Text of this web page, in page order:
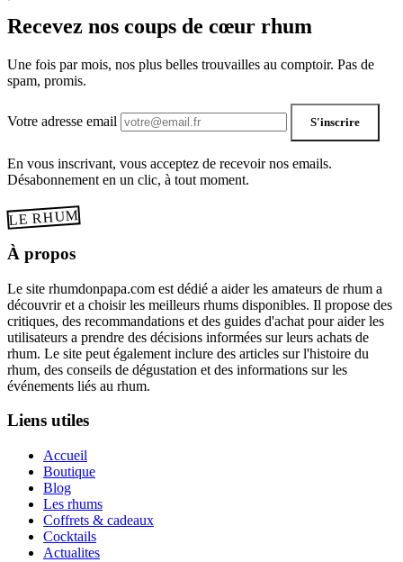
Recevez nos coups de cœur rhum
Une fois par mois, nos plus belles trouvailles au comptoir. Pas de
spam, promis.
Votre adresse email S'inscrire
En vous inscrivant, vous acceptez de recevoir nos emails.
Désabonnement en un clic, à tout moment.
LE RHUM
À propos
Le site rhumdonpapa.com est dédié a aider les amateurs de rhum a
découvrir et a choisir les meilleurs rhums disponibles. Il propose des
critiques, des recommandations et des guides d'achat pour aider les
utilisateurs a prendre des décisions informées sur leurs achats de
rhum. Le site peut également inclure des articles sur l'histoire du
rhum, des conseils de dégustation et des informations sur les
événements liés au rhum.
Liens utiles
Accueil
Boutique
Blog
Les rhums
Coffrets & cadeaux
Cocktails
Actualites